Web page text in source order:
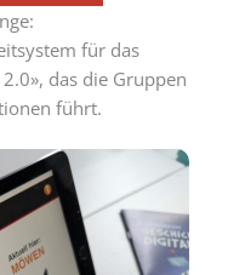
für das
das die Gruppen
führt.